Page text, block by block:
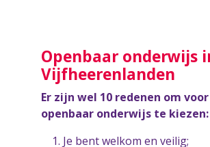
Openbaar onderwijs
Vijfheerenlanden
Er zijn wel 10 redenen om
openbaar onderwijs te kiezen:
Je bent welkom en veilig;